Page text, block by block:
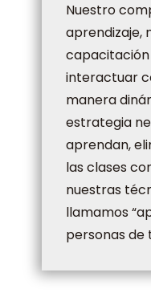
Nuestro
aprendizaje,
interactuar
manera
estrategia
aprendan,
las clases
nuestras
llamamos
personas de